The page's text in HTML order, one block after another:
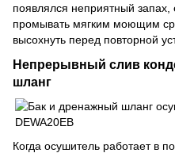
появлялся неприятный запах,
промывать мягким моющим
высохнуть перед повторной
Непрерывный слив
шланг
Когда осушитель работает в